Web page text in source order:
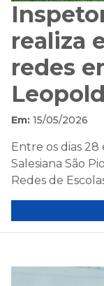
realiza
redes
Em: 15/05/2026
Entre os dias
Salesiana São
Redes de